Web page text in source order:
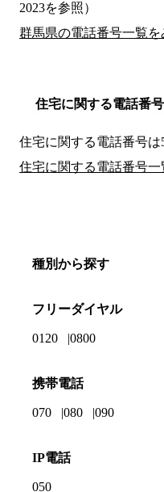
2023を参照）
群馬県の電話番号一覧を
住宅に関する電話番
住宅に関する電話番号は
住宅に関する電話番号一
種別から探す
フリーダイヤル
0120 0800
携帯電話
070 080 090
IP電話
050